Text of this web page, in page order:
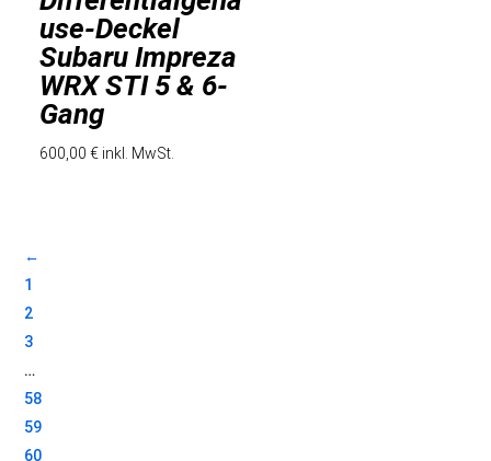
use-Deckel
Subaru Impreza
WRX STI 5 & 6-
Gang
600,00€ inkl. MwSt.
←
1
2
3
…
58
59
60